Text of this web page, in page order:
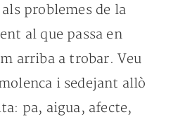
problemes de la
al que passa en
arriba a trobar. Veu
i sedejant allò
pa, aigua, afecte,